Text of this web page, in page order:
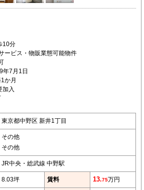
10分
ービス・物販業態可能物件
年7月1日
か月
加入
東京都中野区 新井1丁目
その他
その他
JR中央・総武線 中野駅
8.03坪 賃料 13.75万円